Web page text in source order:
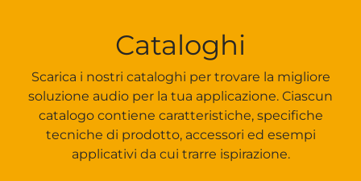
Cataloghi
Scarica i nostri cataloghi per trovare la migliore
soluzione audio per la tua applicazione. Ciascun
catalogo contiene caratteristiche, specifiche
tecniche di prodotto, accessori ed esempi
applicativi da cui trarre ispirazione.